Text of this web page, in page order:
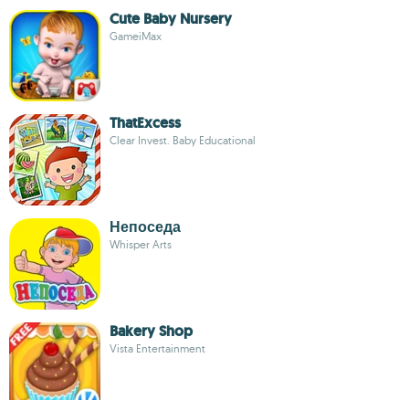
Cute Baby Nursery
GameiMax
ThatExcess
Clear Invest. Baby Educational
Непоседа
Whisper Arts
Bakery Shop
Vista Entertainment